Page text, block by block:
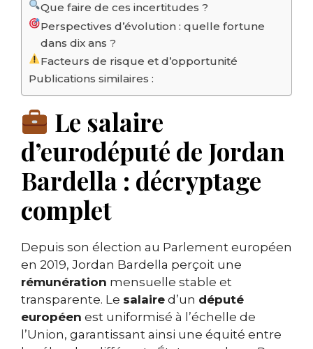
Que faire de ces incertitudes ?
Perspectives d’évolution : quelle fortune
dans dix ans ?
Facteurs de risque et d’opportunité
Publications similaires :
Le salaire
d’eurodéputé de Jordan
Bardella : décryptage
complet
Depuis son élection au Parlement européen
en 2019, Jordan Bardella perçoit une
rémunération mensuelle stable et
transparente. Le salaire d’un député
européen est uniformisé à l’échelle de
l’Union, garantissant ainsi une équité entre